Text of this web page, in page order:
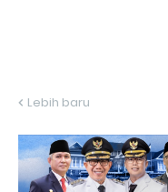
Lebih baru